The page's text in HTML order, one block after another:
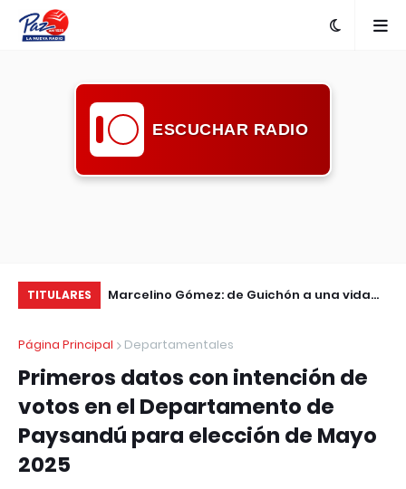
ESCUCHAR RADIO
TITULARES
de
Marcelino Gómez: de Guichón a una vida
Página Principal Departamentales
Primeros datos con intención de
votos en el Departamento de
Paysandú para elección de Mayo
2025